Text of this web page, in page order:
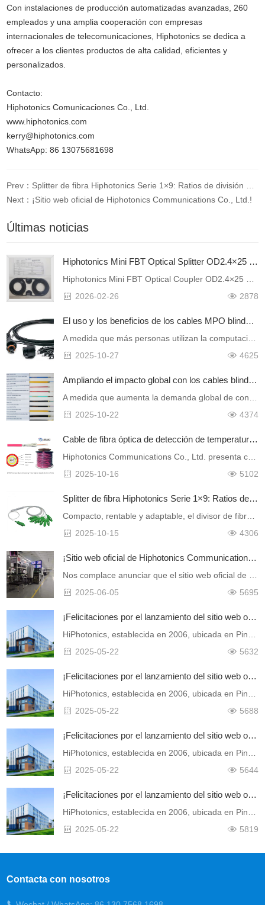
Con instalaciones de producción automatizadas avanzadas, 260
empleados y una amplia cooperación con empresas
internacionales de telecomunicaciones, Hiphotonics se dedica a
ofrecer a los clientes productos de alta calidad, eficientes y
personalizados.
Contacto:
Hiphotonics Comunicaciones Co., Ltd.
www.hiphotonics.com
kerry@hiphotonics.com
WhatsApp: 86 13075681698
Prev：Splitter de fibra Hiphotonics Serie 1×9: Ratios de división y sus aplicaciones más recientes
Next：¡Sitio web oficial de Hiphotonics Communications Co., Ltd.!
Últimas noticias
Hiphotonics Mini FBT Optical Splitter OD2.4×25 Successfully Certified by Global Industry Leaders
Hiphotonics Mini FBT Optical Coupler OD2.4×25 Successfully Certified by Global Industry LeadersHiphotonics proudly announces that its Mini FBT Optical Coupler (OD2.4×25) has successfully passed rigoro……
2026-02-26
2878
El uso y los beneficios de los cables MPO blindados hipotónicos en las redes ópticas de hoy en día
A medida que más personas utilizan la computación en la nube, las redes 5G y los grandes centros de datos, la necesidad de una transferencia rápida de datos está creciendo. Esto significa que las cone……
2025-10-27
4625
Ampliando el impacto global con los cables blindados avanzados de fibra óptica y los cordones de parche de Hiphotonics
A medida que aumenta la demanda global de conectividad de fibra óptica fiable y de larga duración, Hiphotonics se ha establecido como un fabricante líder de cables blindados de fi……
2025-10-22
4374
Cable de fibra óptica de detección de temperatura DTS: la centinela inteligente de las líneas de comunicación.
Hiphotonics Communications Co., Ltd. presenta con orgullo su cable de fibra óptica de detección de temperatura DTS, un producto desarrollado para convertir líneas de transmisi&oac……
2025-10-16
5102
Splitter de fibra Hiphotonics Serie 1×9: Ratios de división y sus aplicaciones más recientes
Compacto, rentable y adaptable, el divisor de fibra 1x9 es un componente versátil de las redes ópticas contemporáneas. La serie 1x9 de Hiphotonics está diseñada para……
2025-10-15
4306
¡Sitio web oficial de Hiphotonics Communications Co., Ltd.!
Nos complace anunciar que el sitio web oficial de Hiphotonics Communications Co., Ltd. ha sido actualizado y relanzado con éxito. Este hito marca un paso adelante significativo en la mejora de ……
2025-06-05
5695
¡Felicitaciones por el lanzamiento del sitio web oficial de Shenzhen Hiphotonics Optical Communication Co., Ltd.!
HiPhotonics, establecida en 2006, ubicada en Pingshan New Area, Shenzhen, es una empresa de alta tecnología especializada en investigación, fabricación e ingeniería en comu……
2025-05-22
5632
¡Felicitaciones por el lanzamiento del sitio web oficial de Shenzhen Hiphotonics Optical Communication Co., Ltd.!
HiPhotonics, establecida en 2006, ubicada en Pingshan New Area, Shenzhen, es una empresa de alta tecnología especializada en investigación, fabricación e ingeniería en comu……
2025-05-22
5688
¡Felicitaciones por el lanzamiento del sitio web oficial de Shenzhen Hiphotonics Optical Communication Co., Ltd.!
HiPhotonics, establecida en 2006, ubicada en Pingshan New Area, Shenzhen, es una empresa de alta tecnología especializada en investigación, fabricación e ingeniería en comu……
2025-05-22
5644
¡Felicitaciones por el lanzamiento del sitio web oficial de Shenzhen Hiphotonics Optical Communication Co., Ltd.!
HiPhotonics, establecida en 2006, ubicada en Pingshan New Area, Shenzhen, es una empresa de alta tecnología especializada en investigación, fabricación e ingeniería en comu……
2025-05-22
5819
Contacta con nosotros